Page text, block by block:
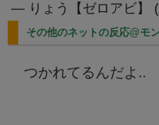
— りょう【ゼロアビ】
その他のネットの反応@モ
つかれてるんだよ..